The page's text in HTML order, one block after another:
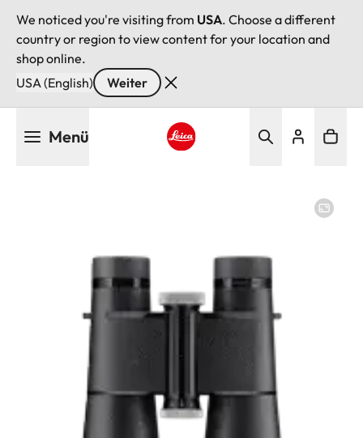
We noticed you're visiting from USA. Choose a different
country or region to view content for your location and
shop online.
USA (English)
Weiter
Menü